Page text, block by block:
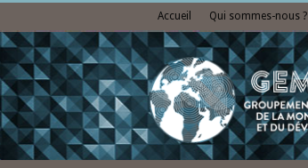
Accueil Qui sommes-nous ?